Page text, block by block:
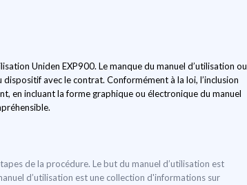
Uniden EXP900. Le manque du manuel d’utilisation ou
avec le contrat. Conformément à la loi, l’inclusion
en incluant la forme graphique ou électronique du manuel
de la procédure. Le but du manuel d’utilisation est
d’utilisation est une collection d'informations sur